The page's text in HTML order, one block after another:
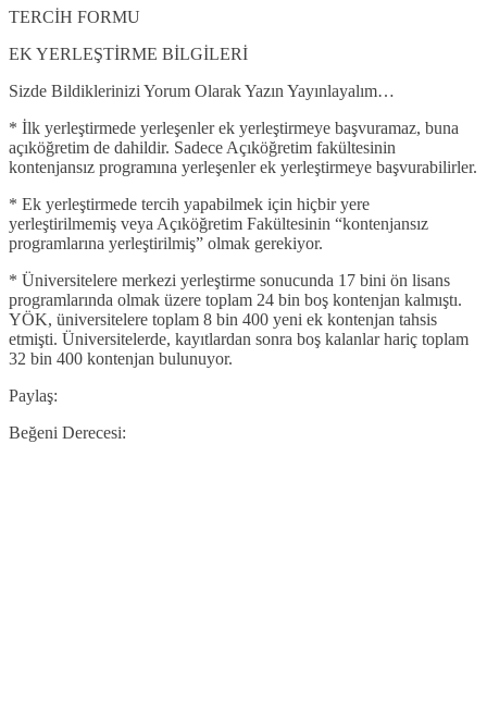
TERCİH FORMU
EK YERLEŞTİRME BİLGİLERİ
Sizde Bildiklerinizi Yorum Olarak Yazın Yayınlayalım…
* İlk yerleştirmede yerleşenler ek yerleştirmeye başvuramaz, buna
açıköğretim de dahildir. Sadece Açıköğretim fakültesinin
kontenjansız programına yerleşenler ek yerleştirmeye başvurabilirler.
* Ek yerleştirmede tercih yapabilmek için hiçbir yere
yerleştirilmemiş veya Açıköğretim Fakültesinin “kontenjansız
programlarına yerleştirilmiş” olmak gerekiyor.
* Üniversitelere merkezi yerleştirme sonucunda 17 bini ön lisans
programlarında olmak üzere toplam 24 bin boş kontenjan kalmıştı.
YÖK, üniversitelere toplam 8 bin 400 yeni ek kontenjan tahsis
etmişti. Üniversitelerde, kayıtlardan sonra boş kalanlar hariç toplam
32 bin 400 kontenjan bulunuyor.
Paylaş:
Beğeni Derecesi: